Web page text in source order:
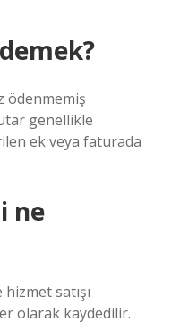
ödenmemiş
genellikle
ek veya faturada
ne
satışı
olarak kaydedilir.